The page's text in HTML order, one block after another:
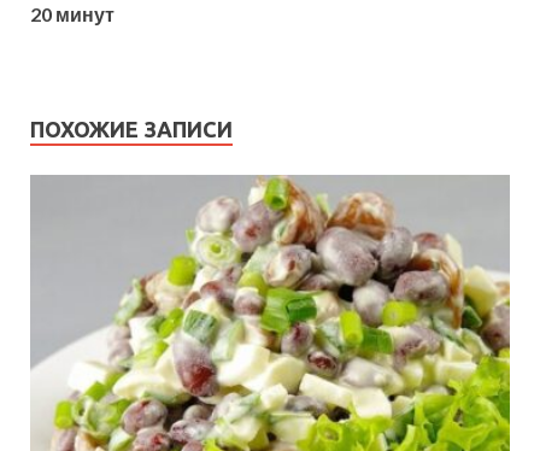
20 минут
ПОХОЖИЕ ЗАПИСИ